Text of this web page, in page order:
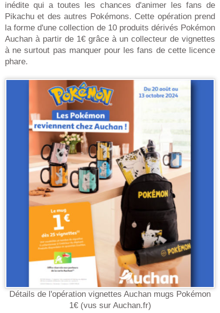
inédite qui a toutes les chances d'animer les fans de
Pikachu et des autres Pokémons. Cette opération prend
la forme d'une collection de 10 produits dérivés Pokémon
Auchan à partir de 1€ grâce à un collecteur de vignettes
à ne surtout pas manquer pour les fans de cette licence
phare.
Détails de l'opération vignettes Auchan mugs Pokémon
1€ (vus sur Auchan.fr)